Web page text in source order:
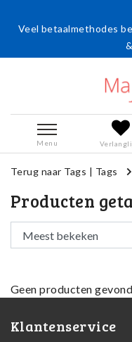
Veel betaalmethodes
Menu
Terug naar Tags | Tags
Producten
Geen producten
Klantenservice